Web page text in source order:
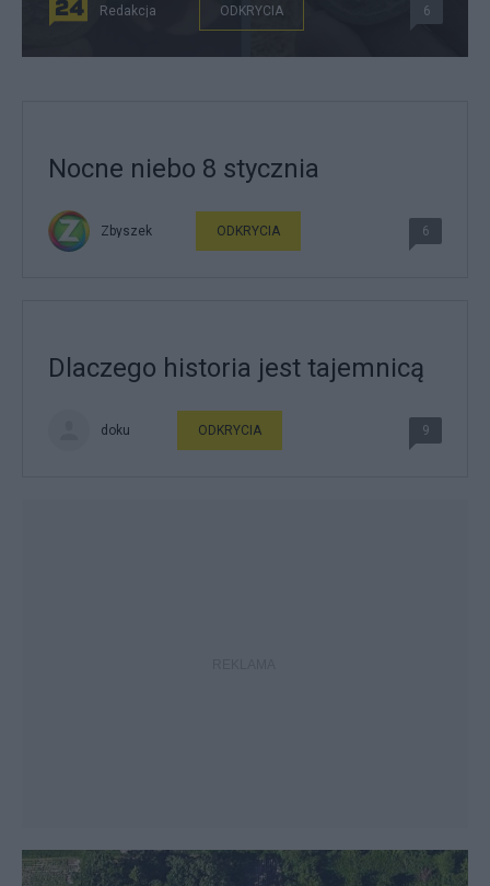
Redakcja ODKRYCIA 6
Nocne niebo 8 stycznia
Zbyszek ODKRYCIA 6
Dlaczego historia jest tajemnicą
doku ODKRYCIA 9